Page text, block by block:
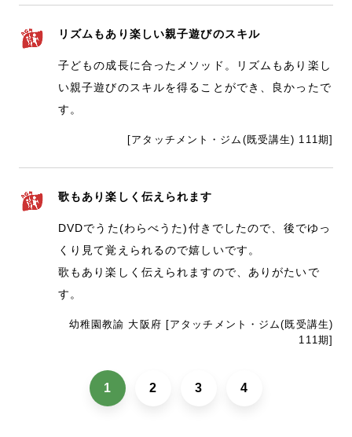
リズムもあり楽しい親子遊びのスキル
子どもの成長に合ったメソッド。リズムもあり楽し
い親子遊びのスキルを得ることができ、良かったで
す。
[アタッチメント・ジム(既受講生) 111期]
歌もあり楽しく伝えられます
DVDでうた(わらべうた)付きでしたので、後でゆっ
くり見て覚えられるので嬉しいです。
歌もあり楽しく伝えられますので、ありがたいで
す。
幼稚園教諭 大阪府 [アタッチメント・ジム(既受講生)
111期]
1 2 3 4